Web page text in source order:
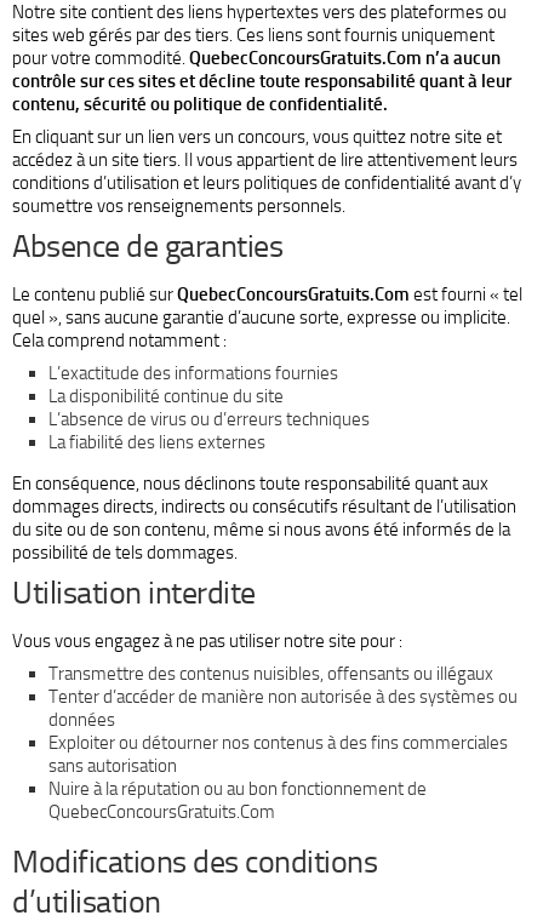
Notre site contient des liens hypertextes vers des plateformes ou
sites web gérés par des tiers. Ces liens sont fournis uniquement
pour votre commodité. QuebecConcoursGratuits.Com n’a aucun
contrôle sur ces sites et décline toute responsabilité quant à leur
contenu, sécurité ou politique de confidentialité.
En cliquant sur un lien vers un concours, vous quittez notre site et
accédez à un site tiers. Il vous appartient de lire attentivement leurs
conditions d’utilisation et leurs politiques de confidentialité avant d’y
soumettre vos renseignements personnels.
Absence de garanties
Le contenu publié surQuebecConcoursGratuits.Com est fourni « tel
quel », sans aucune garantie d’aucune sorte, expresse ou implicite.
Cela comprend notamment :
L’exactitude des informations fournies
La disponibilité continue du site
L’absence de virus ou d’erreurs techniques
La fiabilité des liens externes
En conséquence, nous déclinons toute responsabilité quant aux
dommages directs, indirects ou consécutifs résultant de l’utilisation
du site ou de son contenu, même si nous avons été informés de la
possibilité de tels dommages.
Utilisation interdite
Vous vous engagez à ne pas utiliser notre site pour :
Transmettre des contenus nuisibles, offensants ou illégaux
Tenter d’accéder de manière non autorisée à des systèmes ou
données
Exploiter ou détourner nos contenus à des fins commerciales
sans autorisation
Nuire à la réputation ou au bon fonctionnement de
QuebecConcoursGratuits.Com
Modifications des conditions
d’utilisation